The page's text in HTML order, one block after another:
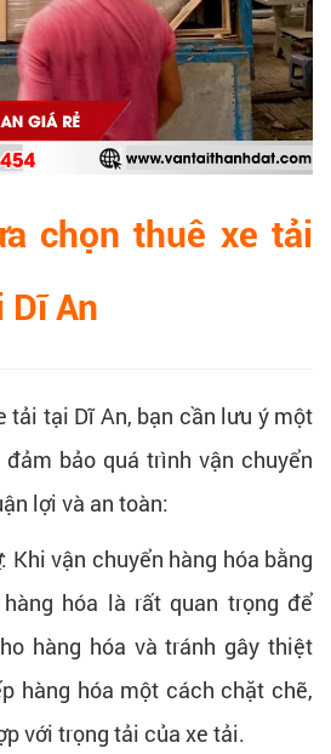
chọn thuê xe tải
Dĩ An
tải tại Dĩ An, bạn cần lưu ý một
bảo quá trình vận chuyển
lợi và an toàn:
: Khi vận chuyển hàng hóa bằng
hóa là rất quan trọng để
hàng hóa và tránh gây thiệt
hàng hóa một cách chặt chẽ,
với trọng tải của xe tải.